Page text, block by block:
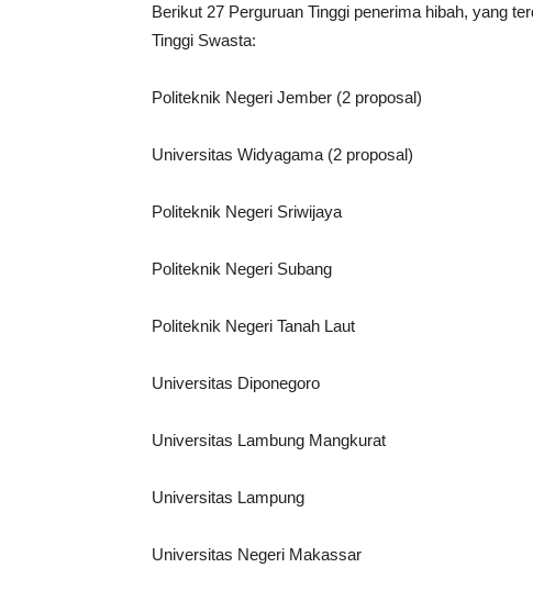
Berikut 27 Perguruan Tinggi penerima hibah, yang
Tinggi Swasta:
Politeknik Negeri Jember (2 proposal)
Universitas Widyagama (2 proposal)
Politeknik Negeri Sriwijaya
Politeknik Negeri Subang
Politeknik Negeri Tanah Laut
Universitas Diponegoro
Universitas Lambung Mangkurat
Universitas Lampung
Universitas Negeri Makassar